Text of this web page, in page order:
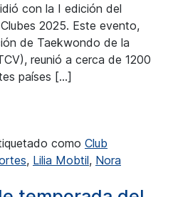
con la I edición del
2025. Este evento,
de Taekwondo de la
reunió a cerca de 1200
países […]
como Club
, Lilia Mobtil, Nora